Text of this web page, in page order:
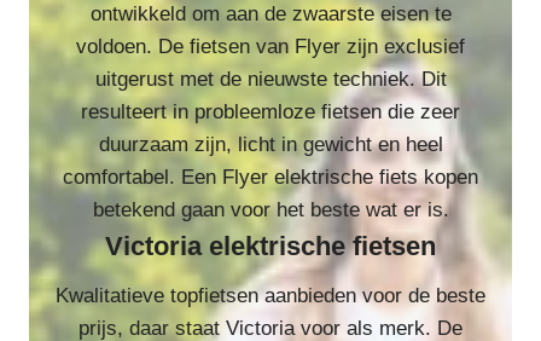
ontwikkeld om aan de zwaarste eisen te
voldoen. De fietsen van Flyer zijn exclusief
uitgerust met de nieuwste techniek. Dit
resulteert in probleemloze fietsen die zeer
duurzaam zijn, licht in gewicht en heel
comfortabel. Een Flyer elektrische fiets kopen
betekend gaan voor het beste wat er is.
Victoria elektrische fietsen
Kwalitatieve topfietsen aanbieden voor de beste
prijs, daar staat Victoria voor als merk. De